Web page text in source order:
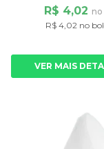
R$ 4,02 no
R$ 4,02 no
VER MAIS